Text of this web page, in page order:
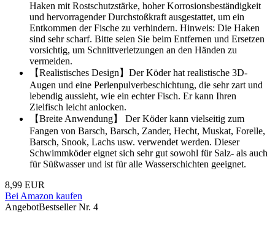
Haken mit Rostschutzstärke, hoher Korrosionsbeständigkeit
und hervorragender Durchstoßkraft ausgestattet, um ein
Entkommen der Fische zu verhindern. Hinweis: Die Haken
sind sehr scharf. Bitte seien Sie beim Entfernen und Ersetzen
vorsichtig, um Schnittverletzungen an den Händen zu
vermeiden.
【Realistisches Design】Der Köder hat realistische 3D-
Augen und eine Perlenpulverbeschichtung, die sehr zart und
lebendig aussieht, wie ein echter Fisch. Er kann Ihren
Zielfisch leicht anlocken.
【Breite Anwendung】 Der Köder kann vielseitig zum
Fangen von Barsch, Barsch, Zander, Hecht, Muskat, Forelle,
Barsch, Snook, Lachs usw. verwendet werden. Dieser
Schwimmköder eignet sich sehr gut sowohl für Salz- als auch
für Süßwasser und ist für alle Wasserschichten geeignet.
8,99 EUR
Bei Amazon kaufen
AngebotBestseller Nr. 4